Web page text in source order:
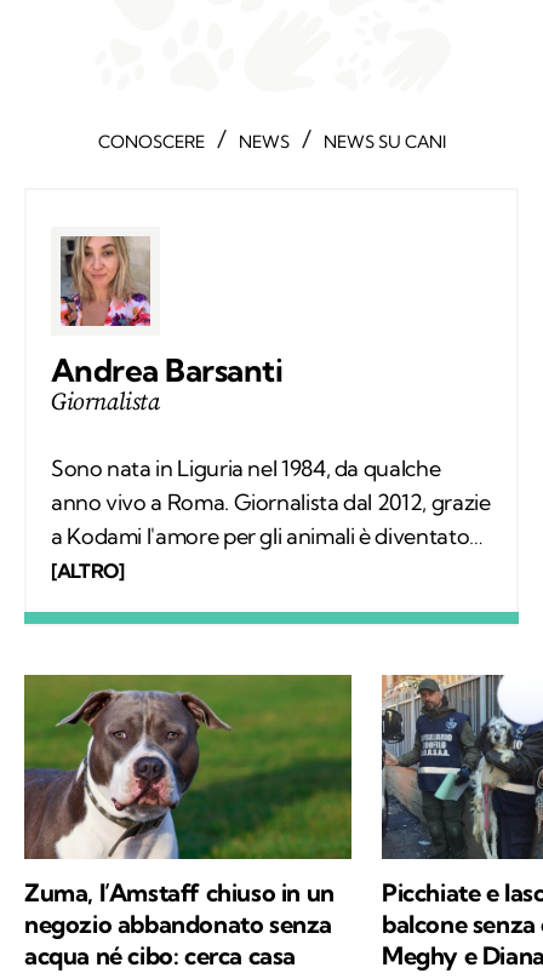
CONOSCERE / NEWS / NEWS SU CANI
Andrea Barsanti
Giornalista
Sono nata in Liguria nel 1984, da qualche
anno vivo a Roma. Giornalista dal 2012, grazie
a Kodami l'amore per gli animali è diventato
un lavoro attraverso cui provo a fare la
libero tanti libri, qualche viaggio e una
continua scoperta di ciò che mi circonda.
[ALTRO]
Zuma, l’Amstaff chiuso in un
negozio abbandonato senza
acqua né cibo: cerca casa
Picchiate e
balcone
Meghy e